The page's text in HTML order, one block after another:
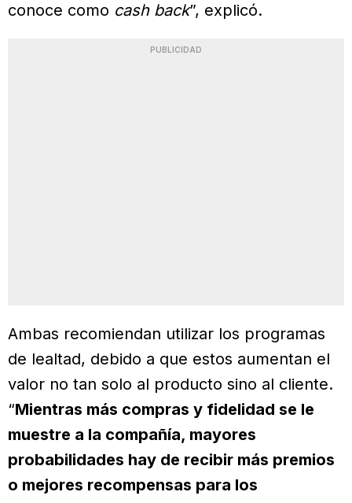
conoce como cash back”, explicó.
PUBLICIDAD
Ambas recomiendan utilizar los programas
de lealtad, debido a que estos aumentan el
valor no tan solo al producto sino al cliente.
“Mientras más compras y fidelidad se le
muestre a la compañía, mayores
probabilidades hay de recibir más premios
o mejores recompensas para los